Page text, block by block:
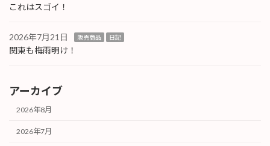
これはスゴイ！
2026年7月21日 販売商品 日記
関東も梅雨明け！
アーカイブ
2026年8月
2026年7月